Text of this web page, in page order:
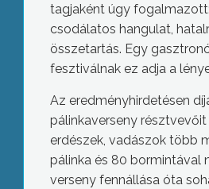
tagjaként úgy
csodálatos hangulat,
összetartás. Egy
fesztiválnak ez adja a
Az eredményhirdetésen
pálinkaverseny résztvevőit
erdészek, vadászok több
pálinka és 80 bormintával
verseny fennállása óta